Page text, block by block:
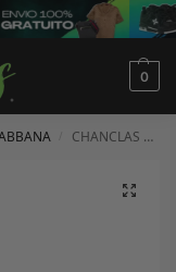
0
CHANCLAS DOLCE & GABBANA